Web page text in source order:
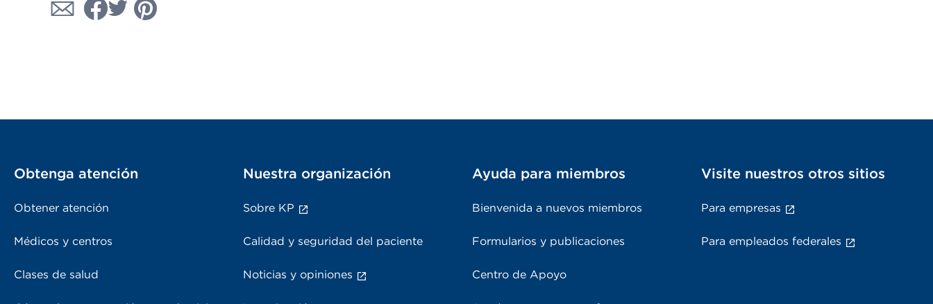
Obtenga atención
Obtener atención
Médicos y centros
Clases de salud
Nuestra organización
Sobre KP
Calidad y seguridad del paciente
Noticias y opiniones
Ayuda para miembros
Bienvenida a nuevos miembros
Formularios y publicaciones
Centro de Apoyo
Visite nuestros otros sitios
Para empresas
Para empleados federales